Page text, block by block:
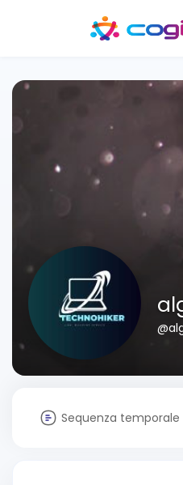
Sequenza temporale